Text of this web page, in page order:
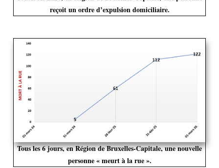
reçoit un ordre d’expulsion domiciliaire.
Tous les 6 jours, en Région de Bruxelles-Capitale, une nouvelle
personne « meurt à la rue ».